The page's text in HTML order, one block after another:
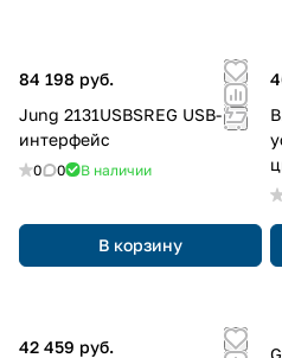
84 198 руб.
Jung 2131USBSREG USB-
интерфейс
0 0 В наличии
В корзину
42 459 руб.